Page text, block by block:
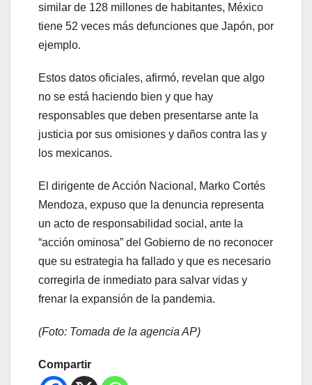
similar de 128 millones de habitantes, México
tiene 52 veces más defunciones que Japón, por
ejemplo.
Estos datos oficiales, afirmó, revelan que algo
no se está haciendo bien y que hay
responsables que deben presentarse ante la
justicia por sus omisiones y daños contra las y
los mexicanos.
El dirigente de Acción Nacional, Marko Cortés
Mendoza, expuso que la denuncia representa
un acto de responsabilidad social, ante la
“acción ominosa” del Gobierno de no reconocer
que su estrategia ha fallado y que es necesario
corregirla de inmediato para salvar vidas y
frenar la expansión de la pandemia.
(Foto: Tomada de la agencia AP)
Compartir